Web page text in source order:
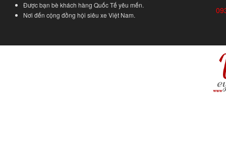
Được bạn bè khách hàng Quốc Tế yêu mến.
Nơi đến cộng đồng hội siêu xe Việt Nam.